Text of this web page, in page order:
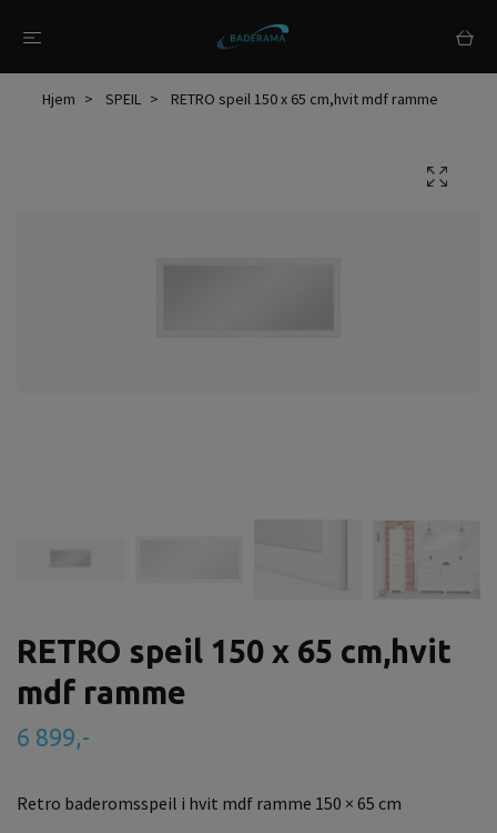
Hjem SPEIL RETRO speil 150 x 65 cm,hvit mdf ramme
RETRO speil 150 x 65 cm,hvit
mdf ramme
6 899,-
Retro baderomsspeil i hvit mdf ramme 150 × 65 cm